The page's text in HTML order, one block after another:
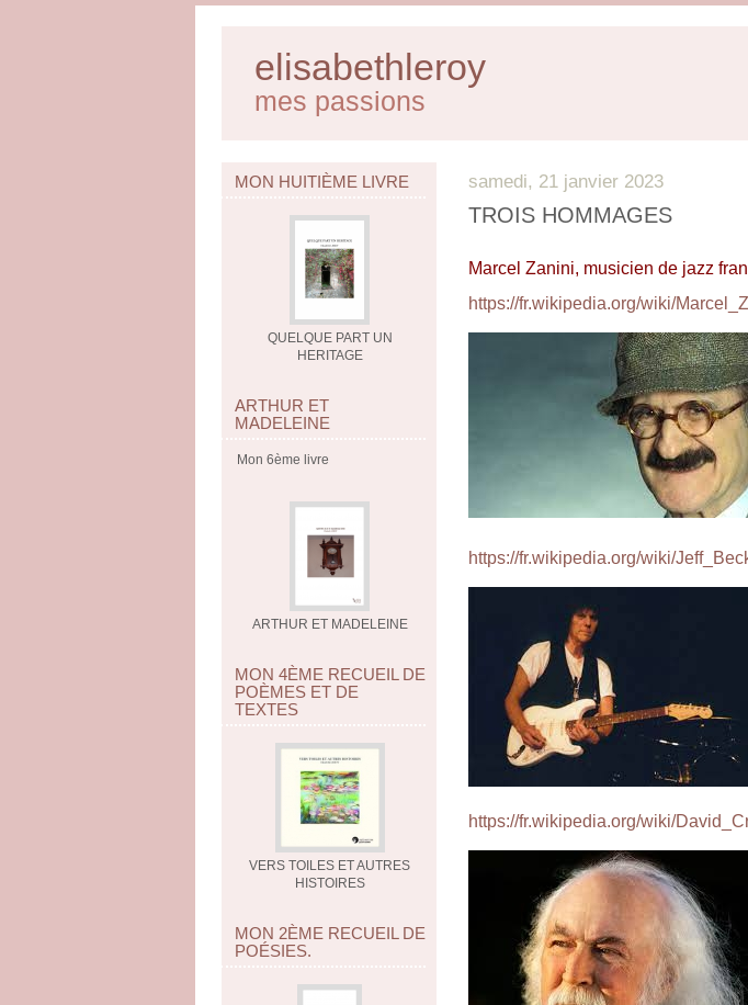
elisabethleroy
mes passions
MON HUITIÈME LIVRE
QUELQUE PART UN
HERITAGE
ARTHUR ET
MADELEINE
Mon 6ème livre
ARTHUR ET MADELEINE
MON 4ÈME RECUEIL DE
POÈMES ET DE
TEXTES
VERS TOILES ET AUTRES
HISTOIRES
MON 2ÈME RECUEIL DE
POÉSIES.
samedi, 21 janvier 2023
TROIS HOMMAGES
Marcel Zanini, musicien de jazz
https://fr.wikipedia.org/wiki/
https://fr.wikipedia.org/wiki/
https://fr.wikipedia.org/wiki/